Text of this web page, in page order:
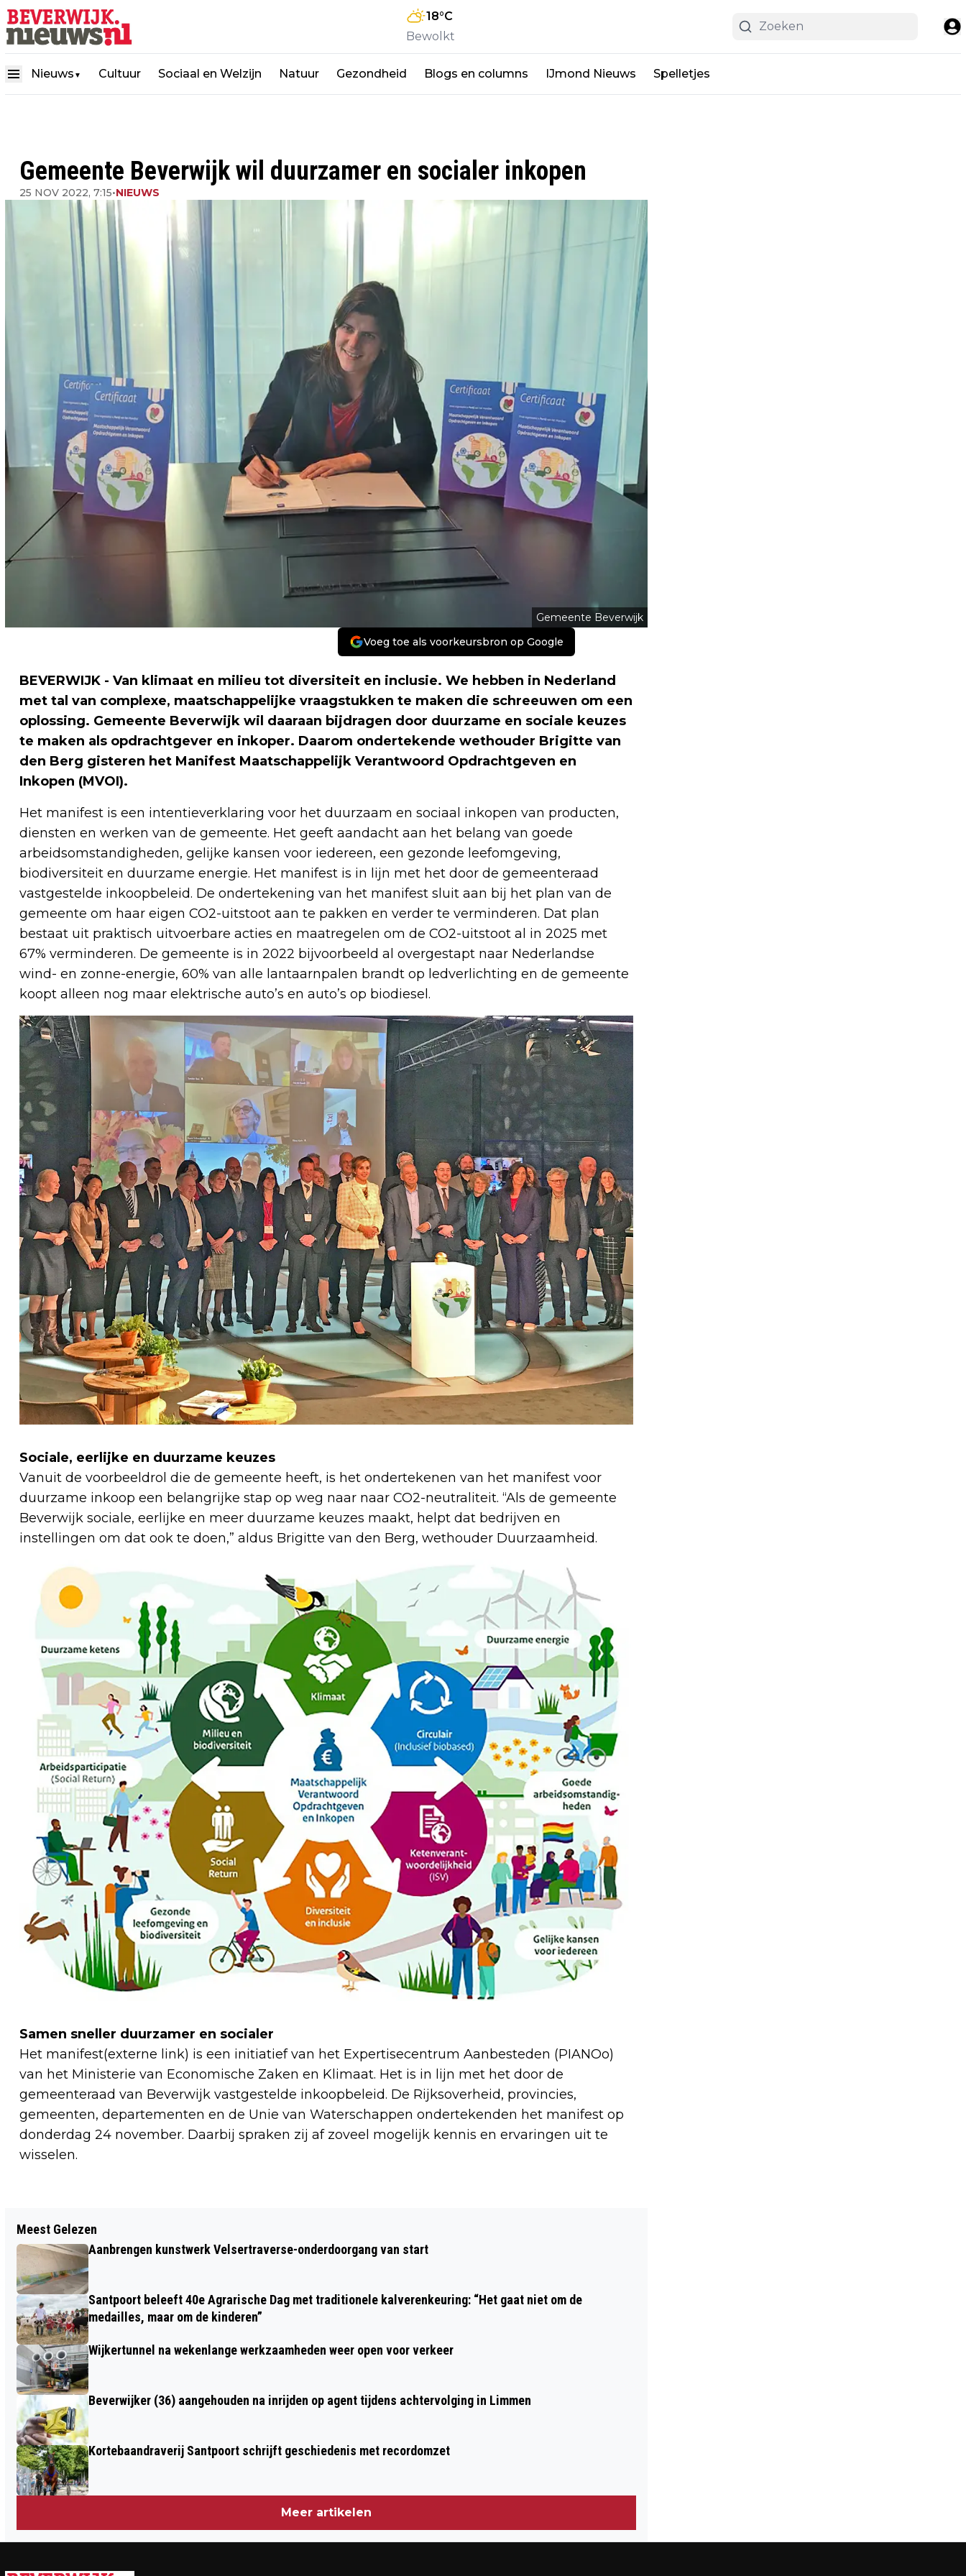
18°C
Bewolkt
Nieuws ▼ Cultuur Sociaal en Welzijn Natuur Gezondheid Blogs en columns IJmond Nieuws Spelletjes
Gemeente Beverwijk wil duurzamer en socialer inkopen
25 NOV 2022, 7:15•NIEUWS
Gemeente Beverwijk
Voeg toe als voorkeursbron op Google
BEVERWIJK - Van klimaat en milieu tot diversiteit en inclusie. We hebben in Nederland
met tal van complexe, maatschappelijke vraagstukken te maken die schreeuwen om een
oplossing. Gemeente Beverwijk wil daaraan bijdragen door duurzame en sociale keuzes
te maken als opdrachtgever en inkoper. Daarom ondertekende wethouder Brigitte van
den Berg gisteren het Manifest Maatschappelijk Verantwoord Opdrachtgeven en
Inkopen (MVOI).
Het manifest is een intentieverklaring voor het duurzaam en sociaal inkopen van producten,
diensten en werken van de gemeente. Het geeft aandacht aan het belang van goede
arbeidsomstandigheden, gelijke kansen voor iedereen, een gezonde leefomgeving,
biodiversiteit en duurzame energie. Het manifest is in lijn met het door de gemeenteraad
vastgestelde inkoopbeleid. De ondertekening van het manifest sluit aan bij het plan van de
gemeente om haar eigen CO2-uitstoot aan te pakken en verder te verminderen. Dat plan
bestaat uit praktisch uitvoerbare acties en maatregelen om de CO2-uitstoot al in 2025 met
67% verminderen. De gemeente is in 2022 bijvoorbeeld al overgestapt naar Nederlandse
wind- en zonne-energie, 60% van alle lantaarnpalen brandt op ledverlichting en de gemeente
koopt alleen nog maar elektrische auto’s en auto’s op biodiesel.
Sociale, eerlijke en duurzame keuzes
Vanuit de voorbeeldrol die de gemeente heeft, is het ondertekenen van het manifest voor
duurzame inkoop een belangrijke stap op weg naar naar CO2-neutraliteit. “Als de gemeente
Beverwijk sociale, eerlijke en meer duurzame keuzes maakt, helpt dat bedrijven en
instellingen om dat ook te doen,” aldus Brigitte van den Berg, wethouder Duurzaamheid.
Samen sneller duurzamer en socialer
Het manifest(externe link) is een initiatief van het Expertisecentrum Aanbesteden (PIANOo)
van het Ministerie van Economische Zaken en Klimaat. Het is in lijn met het door de
gemeenteraad van Beverwijk vastgestelde inkoopbeleid. De Rijksoverheid, provincies,
gemeenten, departementen en de Unie van Waterschappen ondertekenden het manifest op
donderdag 24 november. Daarbij spraken zij af zoveel mogelijk kennis en ervaringen uit te
wisselen.
TATA STEEL ERKEND ALS EEN VAN DE
MEEST CO2-EFFICIËNTE
STAALFABRIEKEN IN DE WERELD
ZUIDERKADE VASTGESTELD
Meest Gelezen
Aanbrengen kunstwerk Velsertraverse-onderdoorgang van start
Santpoort beleeft 40e Agrarische Dag met traditionele kalverenkeuring: “Het gaat niet om de
medailles, maar om de kinderen”
Wijkertunnel na wekenlange werkzaamheden weer open voor verkeer
Beverwijker (36) aangehouden na inrijden op agent tijdens achtervolging in Limmen
Kortebaandraverij Santpoort schrijft geschiedenis met recordomzet
Meer artikelen